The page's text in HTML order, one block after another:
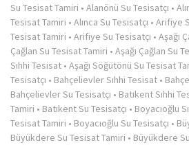
Su Tesisat Tamiri • Alanönü Su Tesisatçı •
Tesisat Tamiri • Alınca Su Tesisatçı • Arifiye
Tesisat Tamiri • Arifiye Su Tesisatçı • Aşağı
Çağlan Su Tesisat Tamiri • Aşağı Çağlan Su
Sıhhi Tesisat • Aşağı Söğütönü Su Tesisat
Tesisatçı • Bahçelievler Sıhhi Tesisat •
Bahçelievler Su Tesisatçı • Batıkent Sıhhi
Tamiri • Batıkent Su Tesisatçı • Boyacıoğlu
Tesisat Tamiri • Boyacıoğlu Su Tesisatçı •
Büyükdere Su Tesisat Tamiri • Büyükdere